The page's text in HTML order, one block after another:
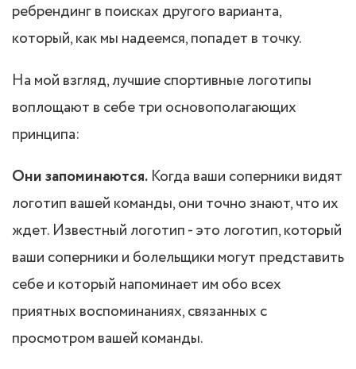
ребрендинг в поисках другого варианта,
который, как мы надеемся, попадет в точку.
На мой взгляд, лучшие спортивные логотипы
воплощают в себе три основополагающих
принципа:
Они запоминаются. Когда ваши соперники видят
логотип вашей команды, они точно знают, что их
ждет. Известный логотип - это логотип, который
ваши соперники и болельщики могут представить
себе и который напоминает им обо всех
приятных воспоминаниях, связанных с
просмотром вашей команды.